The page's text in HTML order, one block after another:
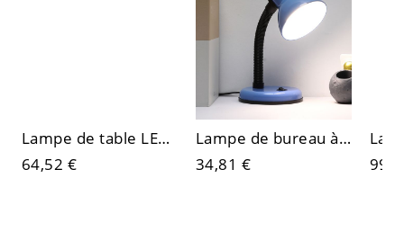
Lampe de table LED sans fil minimaliste avec batterie rechargeable
64,52 €
Lampe de bureau à col de cygne réglable essentielle avec douille en plastique
34,81 €